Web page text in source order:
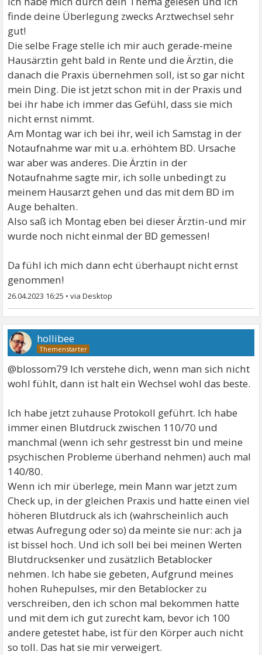
finde deine Überlegung zwecks Arztwechsel sehr
gut!
Die selbe Frage stelle ich mir auch gerade-meine
Hausärztin geht bald in Rente und die Ärztin, die
danach die Praxis übernehmen soll, ist so gar nicht
mein Ding. Die ist jetzt schon mit in der Praxis und
bei ihr habe ich immer das Gefühl, dass sie mich
nicht ernst nimmt.
Am Montag war ich bei ihr, weil ich Samstag in der
Notaufnahme war mit u.a. erhöhtem BD. Ursache
war aber was anderes. Die Ärztin in der
Notaufnahme sagte mir, ich solle unbedingt zu
meinem Hausarzt gehen und das mit dem BD im
Auge behalten.
Also saß ich Montag eben bei dieser Ärztin-und mir
wurde noch nicht einmal der BD gemessen!
Da fühl ich mich dann echt überhaupt nicht ernst
genommen!
26.04.2023 16:25 •
hollibee
@blossom79 Ich verstehe dich, wenn man sich nicht
wohl fühlt, dann ist halt ein Wechsel wohl das beste.
Ich habe jetzt zuhause Protokoll geführt. Ich habe
immer einen Blutdruck zwischen 110/70 und
manchmal (wenn ich sehr gestresst bin und meine
psychischen Probleme überhand nehmen) auch mal
140/80.
Wenn ich mir überlege, mein Mann war jetzt zum
Check up, in der gleichen Praxis und hatte einen viel
höheren Blutdruck als ich (wahrscheinlich auch
etwas Aufregung oder so) da meinte sie nur: ach ja
ist bissel hoch. Und ich soll bei bei meinen Werten
Blutdrucksenker und zusätzlich Betablocker
nehmen. Ich habe sie gebeten, Aufgrund meines
hohen Ruhepulses, mir den Betablocker zu
verschreiben, den ich schon mal bekommen hatte
und mit dem ich gut zurecht kam, bevor ich 100
andere getestet habe, ist für den Körper auch nicht
so toll. Das hat sie mir verweigert.